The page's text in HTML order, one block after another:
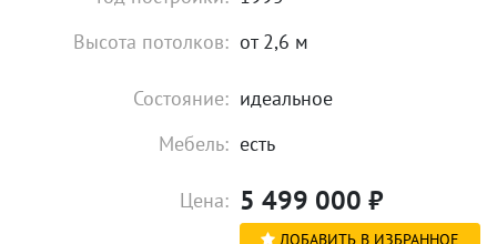
Высота потолков: от 2,6 м
Состояние: идеальное
Мебель: есть
Цена: 5 499 000 ₽
ДОБАВИТЬ В ИЗБРАННОЕ